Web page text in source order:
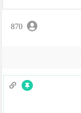
870